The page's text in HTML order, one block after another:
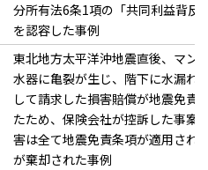
分所有法6条1項の「共同利益背反
を認容した事例
東北地方太平洋沖地震直後、マン
水器に亀裂が生じ、階下に水漏れ
して請求した損害賠償が地震免責
たため、保険会社が控訴した事案
害は全て地震免責条項が適用され
が棄却された事例